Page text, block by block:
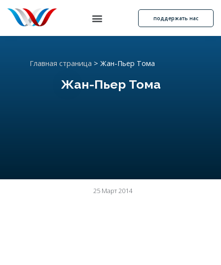
поддержать нас
Главная страница > Жан-Пьер Тома
Жан-Пьер Тома
25 Март 2014